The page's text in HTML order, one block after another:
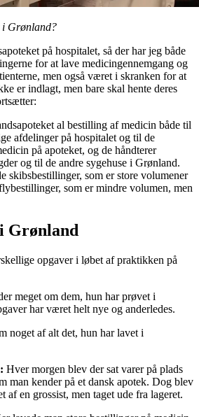
Grønland?
på hospitalet, så der har jeg både
for at lave medicingennemgang og
men også været i skranken for at
er indlagt, men bare skal hente deres
al bestilling af medicin både til
afdelinger på hospitalet og til de
på apoteket, og de håndterer
og til de andre sygehuse i Grønland.
skibsbestillinger, som er store volumener
som er mindre volumen, men
Grønland
opgaver i løbet af praktikken på
meget om dem, hun har prøvet i
har været helt nye og anderledes.
noget af alt det, hun har lavet i
Hver morgen blev der sat varer på plads
man kender på et dansk apotek. Dog blev
af en grossist, men taget ude fra lageret.